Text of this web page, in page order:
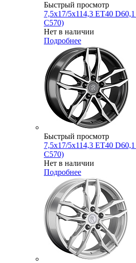
Быстрый просмотр
7,5x17/5x114,3 ET40
C570)
Нет в наличии
Подробнее
Быстрый просмотр
7,5x17/5x114,3 ET40
C570)
Нет в наличии
Подробнее